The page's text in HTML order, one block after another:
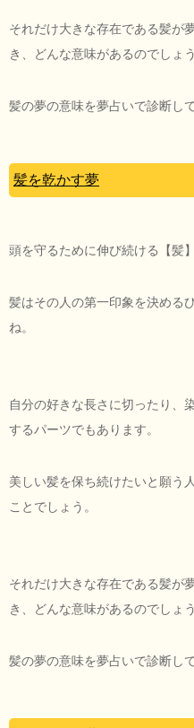
それだけ大きな存在である髪が
き、どんな意味があるのでしょう
髪の夢の意味を夢占いで診断し
髪を乾かす夢
頭を守るために伸び続ける【髪】
髪はその人の第一印象を決める
ね。
自分の好きな長さに切ったり、
するパーツでもあります。
美しい髪を保ち続けたいと願う
ことでしょう。
それだけ大きな存在である髪が
き、どんな意味があるのでしょう
髪の夢の意味を夢占いで診断し